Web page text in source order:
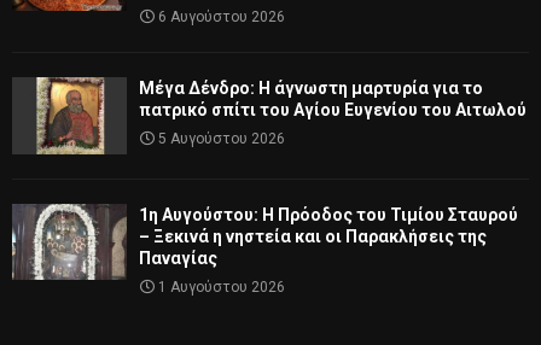
6 Αυγούστου 2026
Μέγα Δένδρο: Η άγνωστη μαρτυρία για το
πατρικό σπίτι του Αγίου Ευγενίου του Αιτωλού
5 Αυγούστου 2026
1η Αυγούστου: Η Πρόοδος του Τιμίου Σταυρού
– Ξεκινά η νηστεία και οι Παρακλήσεις της
Παναγίας
1 Αυγούστου 2026